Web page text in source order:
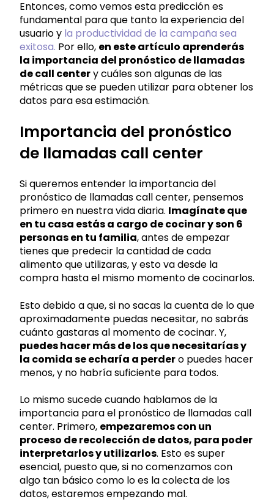
Entonces, como vemos esta predicción es
fundamental para que tanto la experiencia del
usuario y la productividad de la campaña sea
exitosa. Por ello, en este artículo aprenderás
la importancia del pronóstico de llamadas
de call centery cuáles son algunas de las
métricas que se pueden utilizar para obtener los
datos para esa estimación.
Importancia del pronóstico
de llamadas call center
Si queremos entender la importancia del
pronóstico de llamadas call center, pensemos
primero en nuestra vida diaria. Imagínate que
en tu casa estás a cargo de cocinar y son 6
personas en tu familia, antes de empezar
tienes que predecir la cantidad de cada
alimento que utilizaras, y esto va desde la
compra hasta el mismo momento de cocinarlos.
Esto debido a que, si no sacas la cuenta de lo que
aproximadamente puedas necesitar, no sabrás
cuánto gastaras al momento de cocinar. Y,
puedes hacer más de los que necesitarías y
la comida se echaría a perdero puedes hacer
menos, y no habría suficiente para todos.
Lo mismo sucede cuando hablamos de la
importancia para el pronóstico de llamadas call
center. Primero, empezaremos con un
proceso de recolección de datos, para poder
interpretarlos y utilizarlos. Esto es super
esencial, puesto que, si no comenzamos con
algo tan básico como lo es la colecta de los
datos, estaremos empezando mal.